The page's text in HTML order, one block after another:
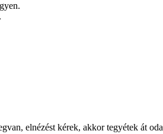
elnézést kérek, akkor tegyétek át